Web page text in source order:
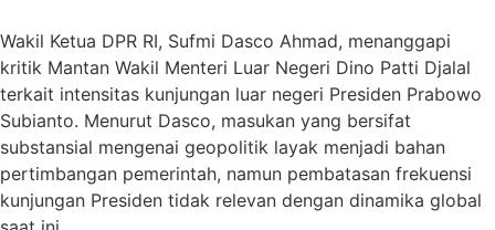
Wakil Ketua DPR RI, Sufmi Dasco Ahmad, menanggapi
kritik Mantan Wakil Menteri Luar Negeri Dino Patti Djalal
terkait intensitas kunjungan luar negeri Presiden Prabowo
Subianto. Menurut Dasco, masukan yang bersifat
substansial mengenai geopolitik layak menjadi bahan
pertimbangan pemerintah, namun pembatasan frekuensi
kunjungan Presiden tidak relevan dengan dinamika global